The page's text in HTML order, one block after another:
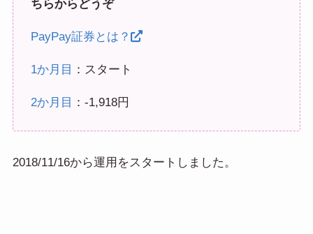
ちらからどうぞ
PayPay証券とは？
1か月目 ：スタート
2か月目 ：-1,918円
2018/11/16から運用をスタートしました。